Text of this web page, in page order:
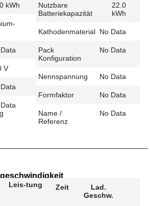
kWh
V
Nutzbare
Batteriekapazität
22.0
kWh
Kathodenmaterial No Data
Pack
Konfiguration
No Data
Nennspannung No Data
Formfaktor No Data
Name /
Referenz
No Data
Leis-tung Zeit
Lad.
Geschw.